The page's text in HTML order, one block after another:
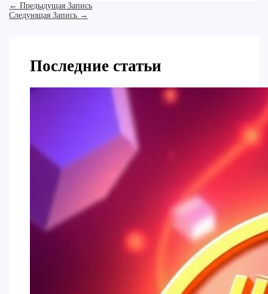
← Предыдущая Запись
Следующая Запись →
Последние статьи